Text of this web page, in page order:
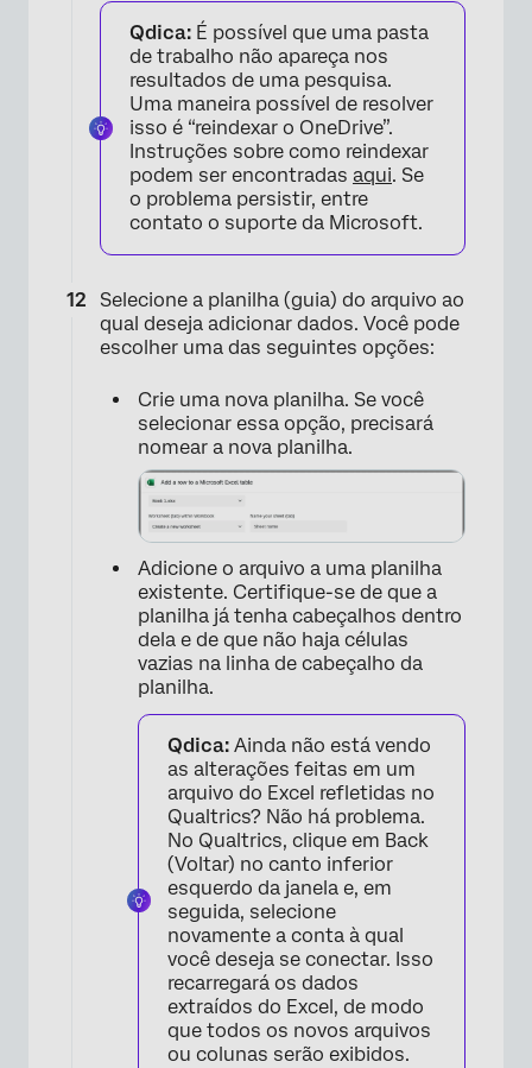
×
×
×
Qdica: É possível que uma pasta
de trabalho não apareça nos
resultados de uma pesquisa.
Uma maneira possível de resolver
isso é “reindexar o OneDrive”.
Instruções sobre como reindexar
podem ser encontradas aqui. Se
o problema persistir, entre
contato o suporte da Microsoft.
Selecione a planilha (guia) do arquivo ao
qual deseja adicionar dados. Você pode
escolher uma das seguintes opções:
Crie uma nova planilha. Se você
selecionar essa opção, precisará
nomear a nova planilha.
Adicione o arquivo a uma planilha
existente. Certifique-se de que a
planilha já tenha cabeçalhos dentro
dela e de que não haja células
vazias na linha de cabeçalho da
planilha.
Qdica: Ainda não está vendo
as alterações feitas em um
arquivo do Excel refletidas no
Qualtrics? Não há problema.
No Qualtrics, clique em Back
(Voltar) no canto inferior
esquerdo da janela e, em
seguida, selecione
novamente a conta à qual
você deseja se conectar. Isso
recarregará os dados
extraídos do Excel, de modo
que todos os novos arquivos
ou colunas serão exibidos.